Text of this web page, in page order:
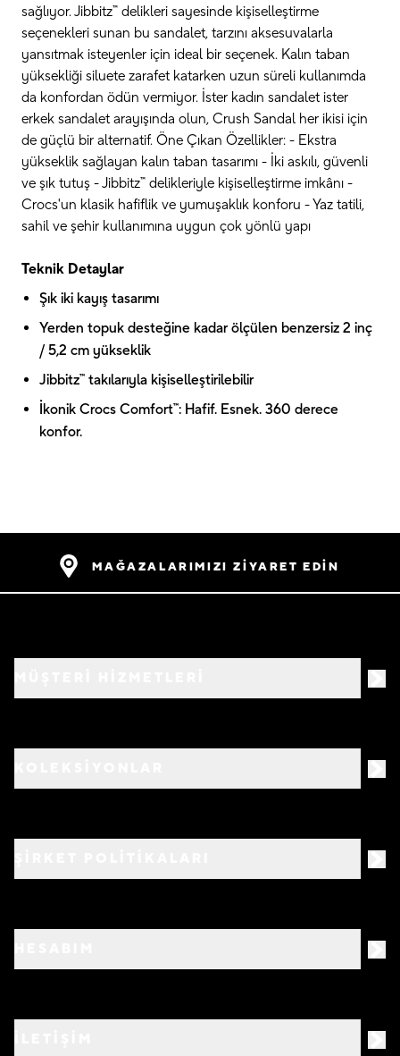
sağlıyor. Jibbitz™ delikleri sayesinde kişiselleştirme
seçenekleri sunan bu sandalet, tarzını aksesuvalarla
yansıtmak isteyenler için ideal bir seçenek. Kalın taban
yüksekliği siluete zarafet katarken uzun süreli kullanımda
da konfordan ödün vermiyor. İster kadın sandalet ister
erkek sandalet arayışında olun, Crush Sandal her ikisi için
de güçlü bir alternatif. Öne Çıkan Özellikler: - Ekstra
yükseklik sağlayan kalın taban tasarımı - İki askılı, güvenli
ve şık tutuş - Jibbitz™ delikleriyle kişiselleştirme imkânı -
Crocs'un klasik hafiflik ve yumuşaklık konforu - Yaz tatili,
sahil ve şehir kullanımına uygun çok yönlü yapı
Teknik Detaylar
Şık iki kayış tasarımı
Yerden topuk desteğine kadar ölçülen benzersiz 2 inç
/ 5,2 cm yükseklik
Jibbitz™ takılarıyla kişiselleştirilebilir
İkonik Crocs Comfort™: Hafif. Esnek. 360 derece
konfor.
MAĞAZALARIMIZI ZİYARET EDİN